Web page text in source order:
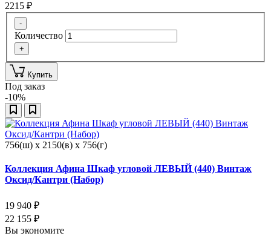
2215 ₽
-
Количество
+
Купить
Под заказ
-10%
756(ш) x 2150(в) x 756(г)
Коллекция Афина Шкаф угловой ЛЕВЫЙ (440) Винтаж
Оксид/Кантри (Набор)
19 940 ₽
22 155 ₽
Вы экономите